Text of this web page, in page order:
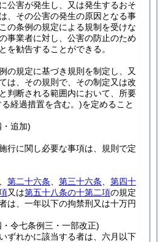
公害が発生し、又は発生するおそ
、その公害の発生の原因となる事
の条例の規定による規制を受けな
事業者に対し、公害の防止のため
を勧告することができる。
の規定に基づき規則を制定し、又
は、その規則で、その制定又は改
判断される範囲内において、所要
経過措置を含む。)を定めること
追加)
行に関し必要な事項は、規則で定
第二十六条 第三十六条
第四十
又は第五十八条の十第二項の規定
は、一年以下の拘禁刑又は十万円
令七条例三・一部改正)
ずれかに該当する者は、六月以下